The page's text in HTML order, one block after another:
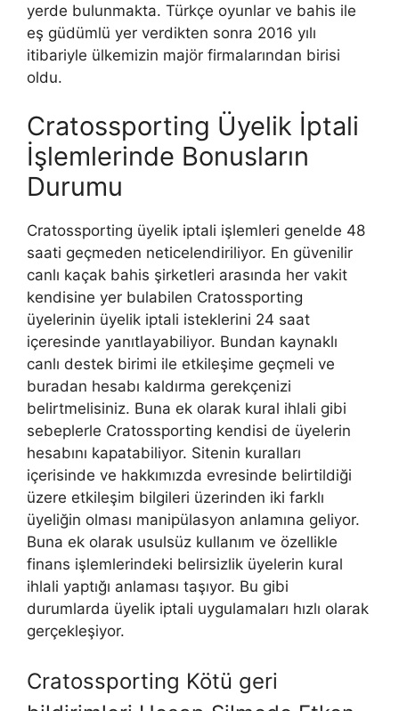
yerde bulunmakta. Türkçe oyunlar ve bahis ile
eş güdümlü yer verdikten sonra 2016 yılı
itibariyle ülkemizin majör firmalarından birisi
oldu.
Cratossporting Üyelik İptali
İşlemlerinde Bonusların
Durumu
Cratossporting üyelik iptali işlemleri genelde 48
saati geçmeden neticelendiriliyor. En güvenilir
canlı kaçak bahis şirketleri arasında her vakit
kendisine yer bulabilen Cratossporting
üyelerinin üyelik iptali isteklerini 24 saat
içeresinde yanıtlayabiliyor. Bundan kaynaklı
canlı destek birimi ile etkileşime geçmeli ve
buradan hesabı kaldırma gerekçenizi
belirtmelisiniz. Buna ek olarak kural ihlali gibi
sebeplerle Cratossporting kendisi de üyelerin
hesabını kapatabiliyor. Sitenin kuralları
içerisinde ve hakkımızda evresinde belirtildiği
üzere etkileşim bilgileri üzerinden iki farklı
üyeliğin olması manipülasyon anlamına geliyor.
Buna ek olarak usulsüz kullanım ve özellikle
finans işlemlerindeki belirsizlik üyelerin kural
ihlali yaptığı anlaması taşıyor. Bu gibi
durumlarda üyelik iptali uygulamaları hızlı olarak
gerçekleşiyor.
Cratossporting Kötü geri